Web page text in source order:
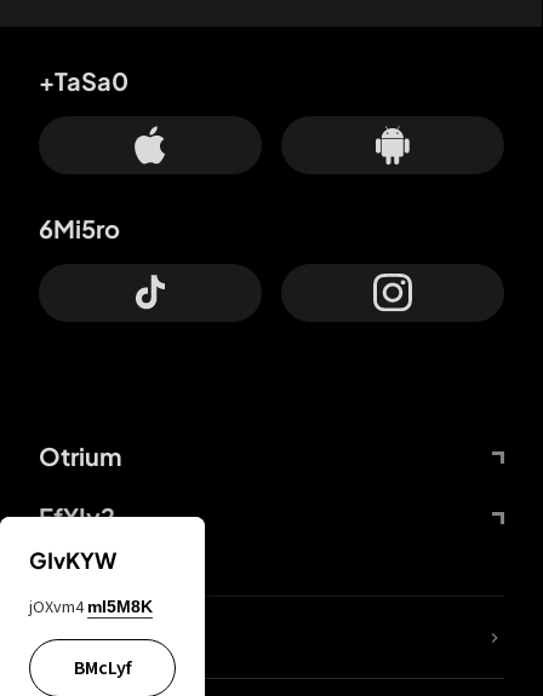
Otrium
FfYIy2
+TaSa0
6Mi5ro
Lj7sBL
GIvKYW
jOXvm4 mI5M8K
BMcLyf